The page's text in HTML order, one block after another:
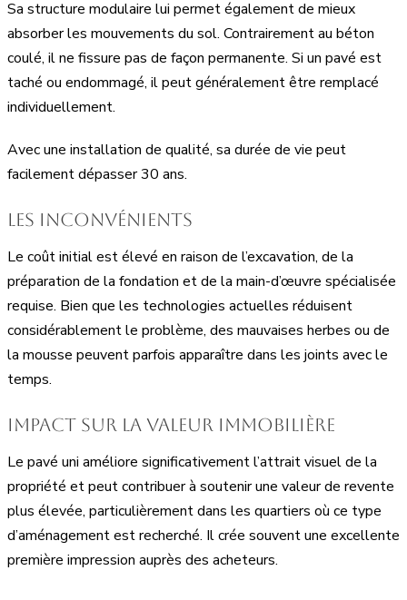
Sa structure modulaire lui permet également de mieux
absorber les mouvements du sol. Contrairement au béton
coulé, il ne fissure pas de façon permanente. Si un pavé est
taché ou endommagé, il peut généralement être remplacé
individuellement.
Avec une installation de qualité, sa durée de vie peut
facilement dépasser 30 ans.
Les inconvénients
Le coût initial est élevé en raison de l’excavation, de la
préparation de la fondation et de la main-d’œuvre spécialisée
requise. Bien que les technologies actuelles réduisent
considérablement le problème, des mauvaises herbes ou de
la mousse peuvent parfois apparaître dans les joints avec le
temps.
Impact sur la valeur immobilière
Le pavé uni améliore significativement l’attrait visuel de la
propriété et peut contribuer à soutenir une valeur de revente
plus élevée, particulièrement dans les quartiers où ce type
d’aménagement est recherché. Il crée souvent une excellente
première impression auprès des acheteurs.